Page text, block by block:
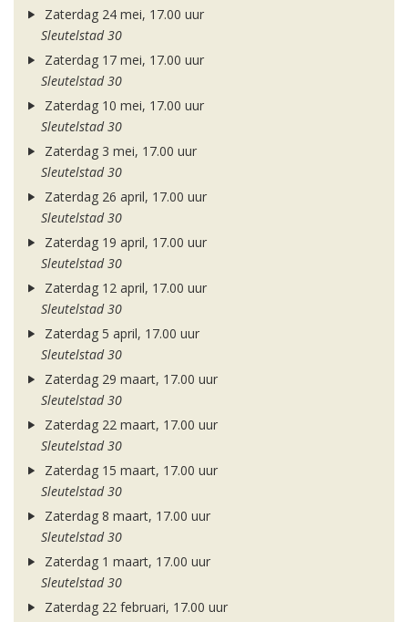
Zaterdag 24 mei, 17.00 uur
Sleutelstad 30
Zaterdag 17 mei, 17.00 uur
Sleutelstad 30
Zaterdag 10 mei, 17.00 uur
Sleutelstad 30
Zaterdag 3 mei, 17.00 uur
Sleutelstad 30
Zaterdag 26 april, 17.00 uur
Sleutelstad 30
Zaterdag 19 april, 17.00 uur
Sleutelstad 30
Zaterdag 12 april, 17.00 uur
Sleutelstad 30
Zaterdag 5 april, 17.00 uur
Sleutelstad 30
Zaterdag 29 maart, 17.00 uur
Sleutelstad 30
Zaterdag 22 maart, 17.00 uur
Sleutelstad 30
Zaterdag 15 maart, 17.00 uur
Sleutelstad 30
Zaterdag 8 maart, 17.00 uur
Sleutelstad 30
Zaterdag 1 maart, 17.00 uur
Sleutelstad 30
Zaterdag 22 februari, 17.00 uur